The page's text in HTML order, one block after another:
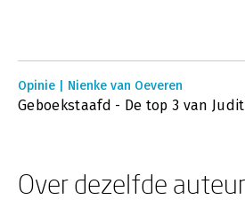
Opinie | Nienke van Oeveren
Geboekstaafd - De top 3 van
Over dezelfde auteur